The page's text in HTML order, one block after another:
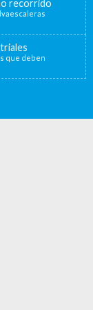
recorrido
que deben